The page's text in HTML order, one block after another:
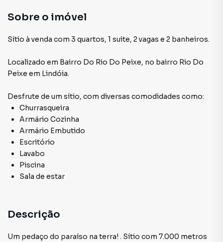
Sobre o imóvel
Sítio à venda com 3 quartos, 1 suite, 2 vagas e 2 banheiros.
Localizado em Bairro Do Rio Do Peixe, no bairro Rio Do
Peixe em Lindóia.
Desfrute de um sítio, com diversas comodidades como:
Churrasqueira
Armário Cozinha
Armário Embutido
Escritório
Lavabo
Piscina
Sala de estar
Descrição
Um pedaço do paraíso na terra! . Sítio com 7.000 metros